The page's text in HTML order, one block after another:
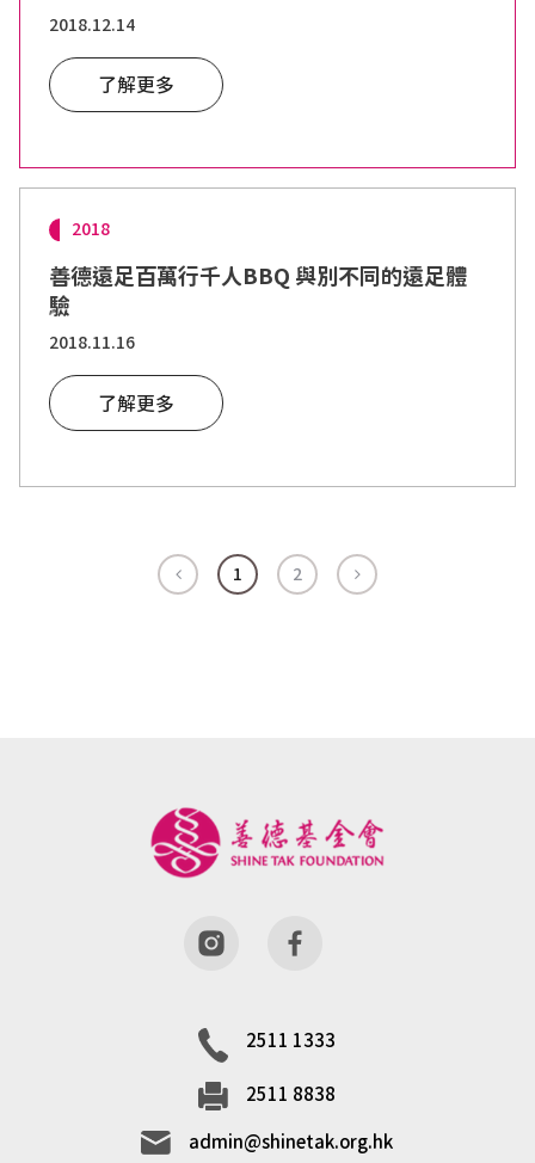
2018.12.14
了解更多
2018
善德遠足百萬行千人BBQ 與別不同的遠足體
驗
2018.11.16
了解更多
1 2
2511 1333
2511 8838
admin@shinetak.org.hk